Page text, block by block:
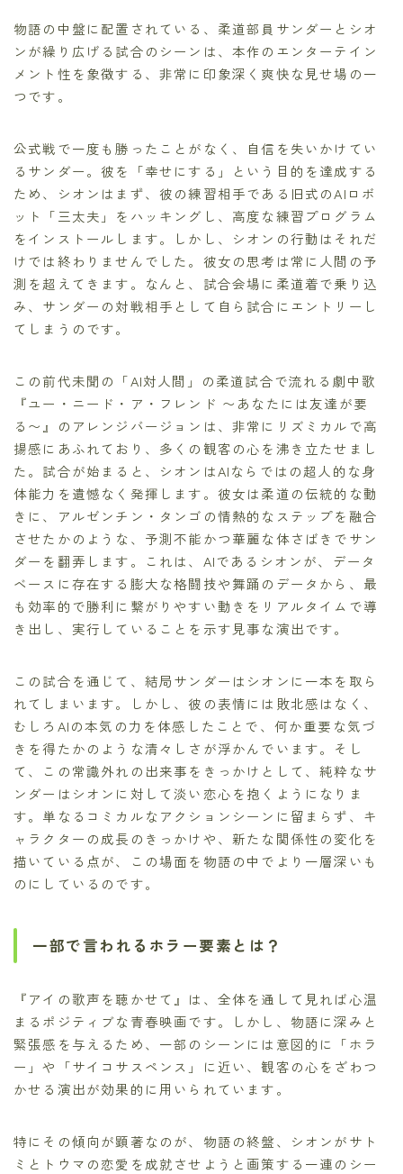
物語の中盤に配置されている、柔道部員サンダーとシオ
ンが繰り広げる試合のシーンは、本作のエンターテイン
メント性を象徴する、非常に印象深く爽快な見せ場の一
つです。
公式戦で一度も勝ったことがなく、自信を失いかけてい
るサンダー。彼を「幸せにする」という目的を達成する
ため、シオンはまず、彼の練習相手である旧式のAIロボ
ット「三太夫」をハッキングし、高度な練習プログラム
をインストールします。しかし、シオンの行動はそれだ
けでは終わりませんでした。彼女の思考は常に人間の予
測を超えてきます。なんと、試合会場に柔道着で乗り込
み、サンダーの対戦相手として自ら試合にエントリーし
てしまうのです。
この前代未聞の「AI対人間」の柔道試合で流れる劇中歌
『ユー・ニード・ア・フレンド 〜あなたには友達が要
る〜』のアレンジバージョンは、非常にリズミカルで高
揚感にあふれており、多くの観客の心を沸き立たせまし
た。試合が始まると、シオンはAIならではの超人的な身
体能力を遺憾なく発揮します。彼女は柔道の伝統的な動
きに、アルゼンチン・タンゴの情熱的なステップを融合
させたかのような、予測不能かつ華麗な体さばきでサン
ダーを翻弄します。これは、AIであるシオンが、データ
ベースに存在する膨大な格闘技や舞踊のデータから、最
も効率的で勝利に繋がりやすい動きをリアルタイムで導
き出し、実行していることを示す見事な演出です。
この試合を通じて、結局サンダーはシオンに一本を取ら
れてしまいます。しかし、彼の表情には敗北感はなく、
むしろAIの本気の力を体感したことで、何か重要な気づ
きを得たかのような清々しさが浮かんでいます。そし
て、この常識外れの出来事をきっかけとして、純粋なサ
ンダーはシオンに対して淡い恋心を抱くようになりま
す。単なるコミカルなアクションシーンに留まらず、キ
ャラクターの成長のきっかけや、新たな関係性の変化を
描いている点が、この場面を物語の中でより一層深いも
のにしているのです。
一部で言われるホラー要素とは？
『アイの歌声を聴かせて』は、全体を通して見れば心温
まるポジティブな青春映画です。しかし、物語に深みと
緊張感を与えるため、一部のシーンには意図的に「ホラ
ー」や「サイコサスペンス」に近い、観客の心をざわつ
かせる演出が効果的に用いられています。
特にその傾向が顕著なのが、物語の終盤、シオンがサト
ミとトウマの恋愛を成就させようと画策する一連のシー